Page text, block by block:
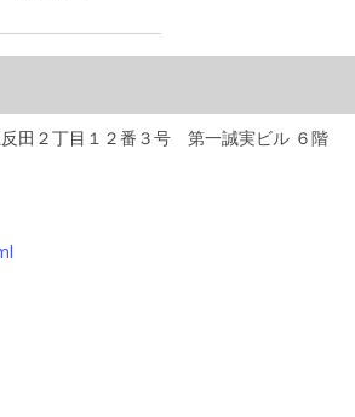
田２丁目１２番３号 第一誠実ビル ６階